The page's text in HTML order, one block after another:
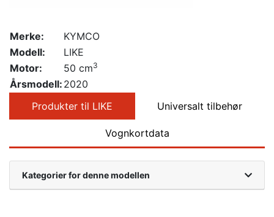
Merke:
KYMCO
Modell:
LIKE
Motor:
50 cm3
Årsmodell: 2020
Produkter til LIKE
Universalt tilbehør
Vognkortdata
Kategorier for denne modellen